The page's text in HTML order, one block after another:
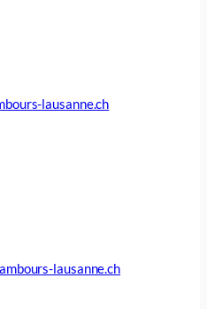
lausanne.ch
lausanne.ch